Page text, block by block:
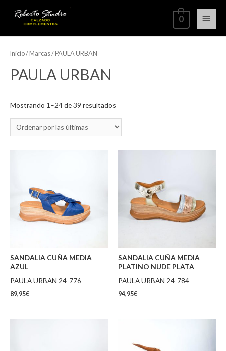
0
Inicio/ Marcas / PAULA URBAN
PAULA URBAN
Mostrando 1–24 de 39 resultados
SANDALIA CUÑA MEDIA
AZUL
PAULA URBAN 24-776
89,95€
SANDALIA CUÑA MEDIA
PLATINO NUDE PLATA
PAULA URBAN 24-784
94,95€